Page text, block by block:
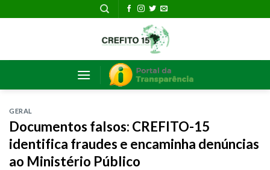
GERAL
Documentos falsos: CREFITO-15
identifica fraudes e encaminha denúncias
ao Ministério Público